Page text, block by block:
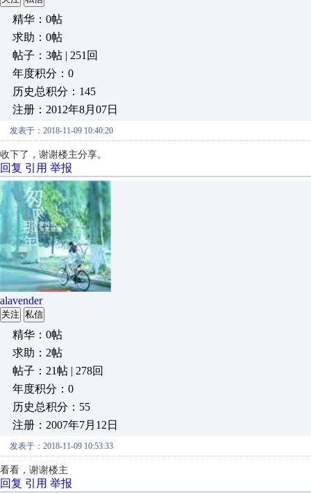
精华：0帖
求助：0帖
帖子：3帖 | 251回
年度积分：0
历史总积分：145
注册：2012年8月07日
发表于：2018-11-09 10:40:20
收下了，谢谢楼主分享。
回复 引用 举报
alavender
关注 私信
精华：0帖
求助：2帖
帖子：21帖 | 278回
年度积分：0
历史总积分：55
注册：2007年7月12日
发表于：2018-11-09 10:53:33
看看，谢谢楼主
回复 引用 举报